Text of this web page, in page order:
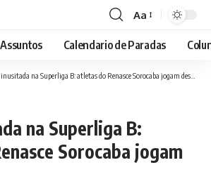
Font
Resizer
Aa
Assuntos Calendario de Paradas
na Superliga B: atletas do Renasce Sorocaba jogam descalças
na Superliga B:
Sorocaba jogam